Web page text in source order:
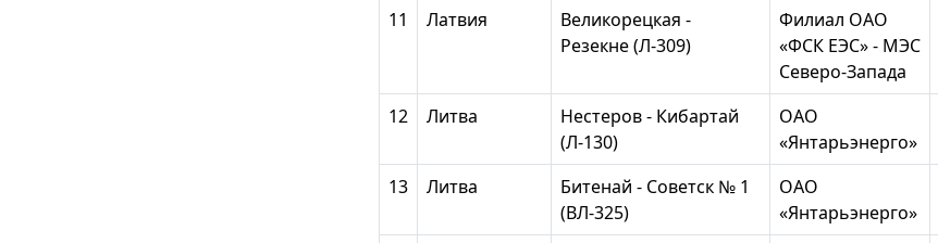
11 Латвия
Великорецкая -
Резекне (Л-309)
Филиал ОАО
«ФСК ЕЭС» - МЭС
Северо-Запада
12 Литва
Нестеров - Кибартай
(Л-130)
ОАО
«Янтарьэнерго»
13 Литва
Битенай - Советск № 1
(ВЛ-325)
ОАО
«Янтарьэнерго»